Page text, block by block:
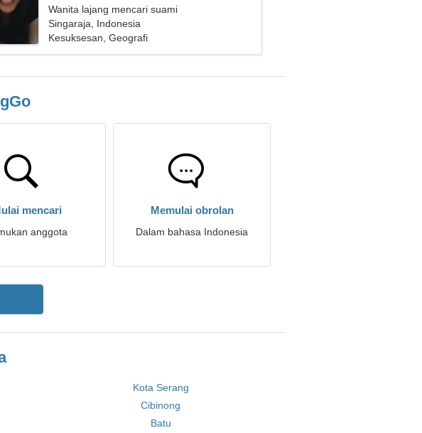
Wanita lajang mencari suami
Singaraja, Indonesia
Kesuksesan, Geografi
mencari
anggota
Memulai obrolan
Dalam bahasa Indonesia
Kota Serang
Cibinong
Batu